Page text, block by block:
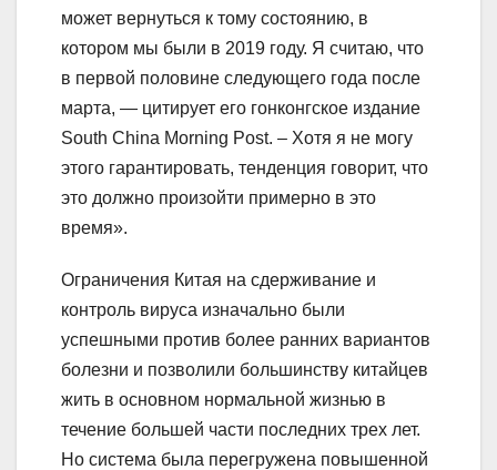
может вернуться к тому состоянию, в
котором мы были в 2019 году. Я считаю, что
в первой половине следующего года после
марта, — цитирует его гонконгское издание
South China Morning Post. – Хотя я не могу
этого гарантировать, тенденция говорит, что
это должно произойти примерно в это
время».
Ограничения Китая на сдерживание и
контроль вируса изначально были
успешными против более ранних вариантов
болезни и позволили большинству китайцев
жить в основном нормальной жизнью в
течение большей части последних трех лет.
Но система была перегружена повышенной